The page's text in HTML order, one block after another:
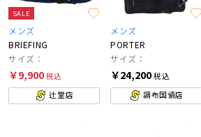
SALE
メンズ
BRIEFING
サイズ：
￥9,900税込
辻堂店
メンズ
PORTER
サイズ：
￥24,200税込
調布国領店